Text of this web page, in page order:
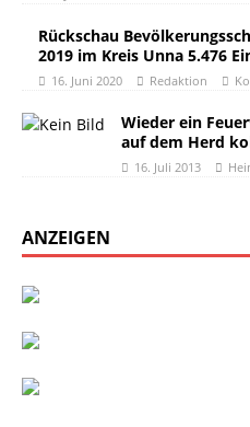
Rückschau
2019 im Kreis Unna 5.476
16. Juni 2020 Redaktion
Wieder ein
auf dem Herd
16. Juli 2013
ANZEIGEN